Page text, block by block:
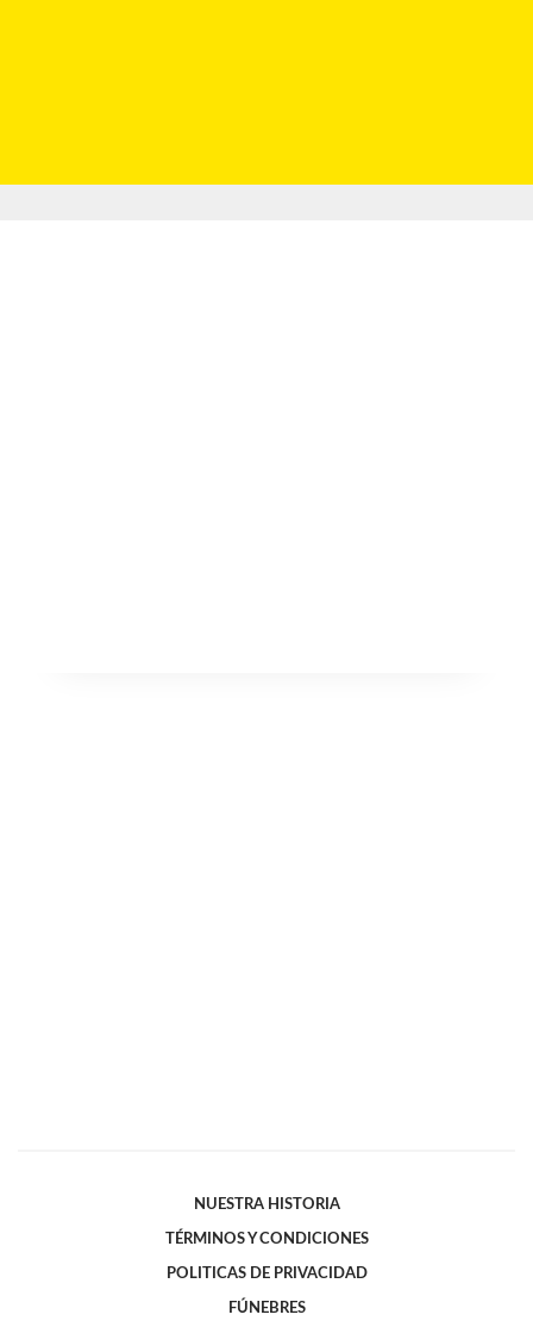
NUESTRA HISTORIA
TÉRMINOS Y CONDICIONES
POLITICAS DE PRIVACIDAD
FÚNEBRES